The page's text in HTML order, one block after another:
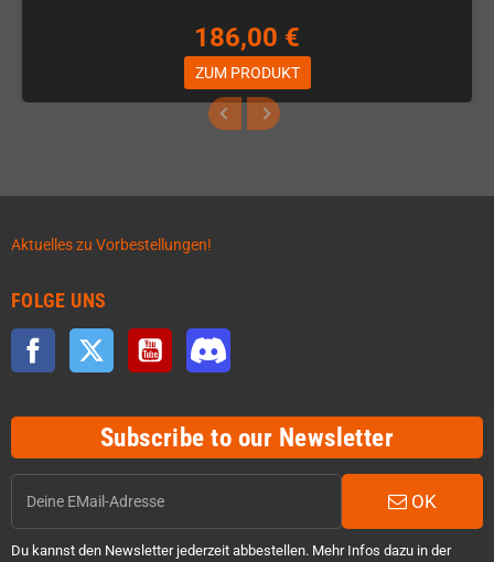
186,00 €
ZUM PRODUKT
Aktuelles zu Vorbestellungen!
FOLGE UNS
Facebook Twitter YouTube
Subscribe to our Newsletter
OK
Du kannst den Newsletter jederzeit abbestellen. Mehr Infos dazu in der